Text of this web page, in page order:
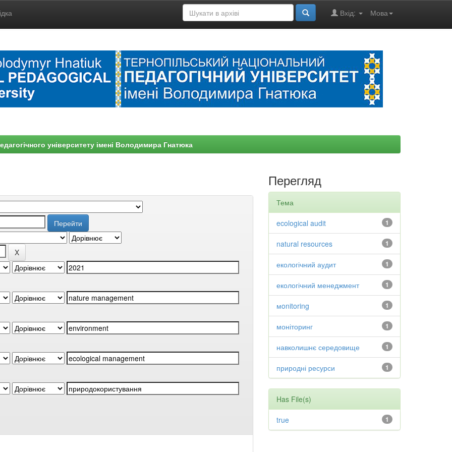
Мова
Вхід:
університету імені Володимира Гнатюка
Перегляд
Тема
1
ecological audit
1
natural resources
1
екологічний аудит
1
екологічний менеджмент
1
мonitoring
1
моніторинг
1
навколишнє середовище
1
природні ресурси
Has File(s)
1
true